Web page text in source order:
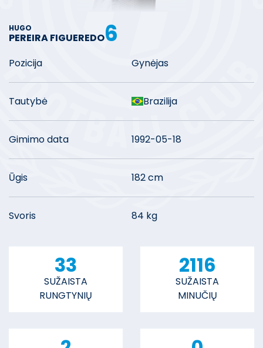
HUGO
PEREIRA FIGUEREDO6
Pozicija Gynėjas
Tautybė Brazilija
Gimimo data 1992-05-18
Ūgis 182 cm
Svoris 84 kg
33
SUŽAISTA
RUNGTYNIŲ
2116
SUŽAISTA
MINUČIŲ